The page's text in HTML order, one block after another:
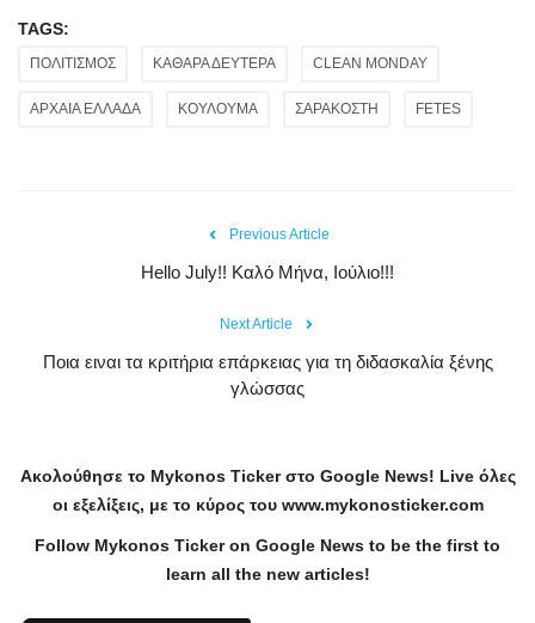
TAGS:
ΠΟΛΙΤΙΣΜΟΣ ΚΑΘΑΡΑ ΔΕΥΤΕΡΑ CLEAN MONDAY
ΑΡΧΑΙΑ ΕΛΛΑΔΑ ΚΟΥΛΟΥΜΑ ΣΑΡΑΚΟΣΤΗ FETES
Previous Article
Hello July!! Καλό Μήνα, Ιούλιο!!!
Next Article
Ποια ειναι τα κριτήρια επάρκειας για τη διδασκαλία ξένης
γλώσσας
Ακολούθησε το Mykonos Tickerστο Google News! Liveόλες
οι εξελίξεις, με το κύρος του www.mykonosticker.com
Follow Mykonos Ticker on Google News to be the first to
learn all the new articles!